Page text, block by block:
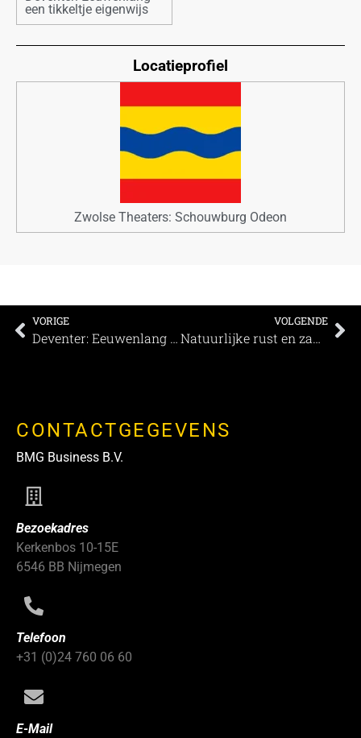
een tikkeltje eigenwijs
Locatieprofiel
Zwolse Theaters: Schouwburg Odeon
VORIGE
Deventer: Eeuwenlang een tikkeltje eigenwijs
VOLGENDE
Natuurlijke rust en zakelijke verfijning bij Hotel Erve Hulsbeek
CONTACTGEGEVENS
BMG Business B.V.
Bezoekadres
Kerkenbos 10-15E
6546 BB Nijmegen
Telefoon
+31 (0)24 760 06 60
E-Mail